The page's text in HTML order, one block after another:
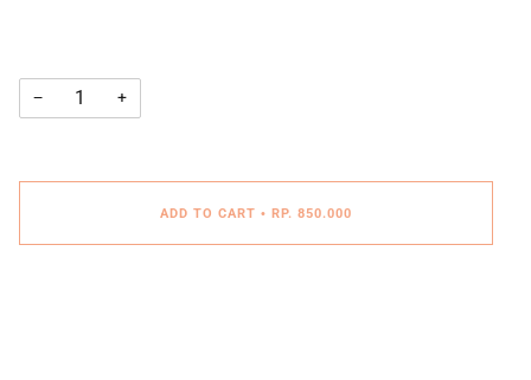
− +
ADD TO CART • RP. 850.000